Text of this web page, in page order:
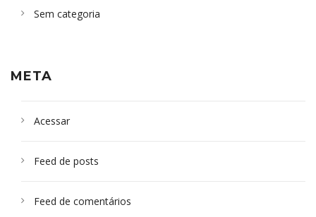
Sem categoria
META
Acessar
Feed de posts
Feed de comentários